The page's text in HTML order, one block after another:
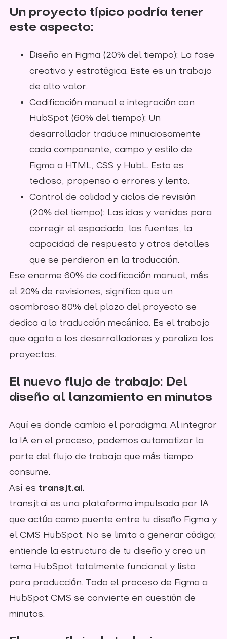
Un proyecto típico podría tener
este aspecto:
Diseño en Figma (20% del tiempo): La fase
creativa y estratégica. Este es un trabajo
de alto valor.
Codificación manual e integración con
HubSpot (60% del tiempo): Un
desarrollador traduce minuciosamente
cada componente, campo y estilo de
Figma a HTML, CSS y HubL. Esto es
tedioso, propenso a errores y lento.
Control de calidad y ciclos de revisión
(20% del tiempo): Las idas y venidas para
corregir el espaciado, las fuentes, la
capacidad de respuesta y otros detalles
que se perdieron en la traducción.
Ese enorme 60% de codificación manual, más
el 20% de revisiones, significa que un
asombroso 80% del plazo del proyecto se
dedica a la traducción mecánica. Es el trabajo
que agota a los desarrolladores y paraliza los
proyectos.
El nuevo flujo de trabajo: Del
diseño al lanzamiento en minutos
Aquí es donde cambia el paradigma. Al integrar
la IA en el proceso, podemos automatizar la
parte del flujo de trabajo que más tiempo
consume.
Así es transjt.ai.
transjt.ai es una plataforma impulsada por IA
que actúa como puente entre tu diseño Figma y
el CMS HubSpot. No se limita a generar código;
entiende la estructura de tu diseño y crea un
tema HubSpot totalmente funcional y listo
para producción. Todo el proceso de Figma a
HubSpot CMS se convierte en cuestión de
minutos.